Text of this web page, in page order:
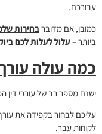
עבורכם.
כמובן, אם מדוברבחירות
ביותר – עלול לעלות לכם
כמה עולה
ישנם מספר רב של עורכי דין
עליכם לבחור בקפידה את
לקוחות עבר.